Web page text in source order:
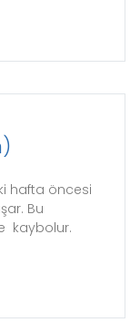
hafta öncesi
Bu
kaybolur.